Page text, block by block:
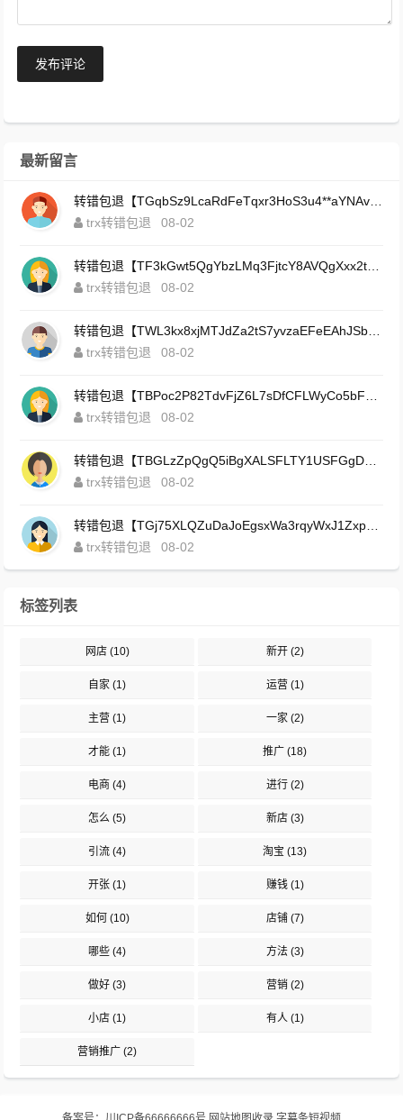
发布评论
最新留言
trx转错包退
08-02
trx转错包退
08-02
trx转错包退
08-02
trx转错包退
08-02
trx转错包退
08-02
trx转错包退
08-02
标签列表
网店(10) 新开(2)
自家 (1) 运营 (1)
主营 (1) 一家(2)
才能 (1) 推广 (18)
电商 (4) 进行(2)
怎么 (5) 新店(3)
引流 (4) 淘宝 (13)
开张 (1) 赚钱(1)
如何 (10) 店铺(7)
哪些 (4) 方法(3)
做好 (3) 营销 (2)
小店 (1) 有人(1)
营销推广 (2)